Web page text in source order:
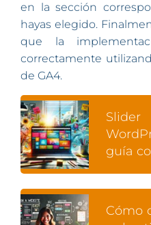
en la sección
hayas elegido.
que la
correctamente
de GA4.
guía
Cómo